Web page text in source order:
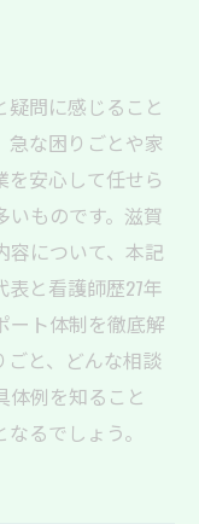
疑問に感じること
急な困りごとや家
安心して任せら
ものです。滋賀
容について、本記
と看護師歴27年
ート体制を徹底解
と、どんな相談
体例を知ること
るでしょう。